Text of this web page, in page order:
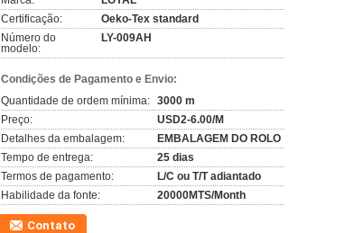
Certificação:
Oeko-Tex standard
Número do
modelo:
LY-009AH
Condições de Pagamento e Envio:
Quantidade de ordem mínima: 3000 m
Preço:
USD2-6.00/M
Detalhes da embalagem:
EMBALAGEM DO ROLO
Tempo de entrega:
25 dias
Termos de pagamento:
L/C ou T/T adiantado
Habilidade da fonte:
20000MTS/Month
Contato